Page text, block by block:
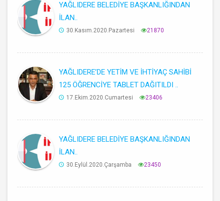
YAĞLIDERE BELEDİYE BAŞKANLIĞINDAN
İLAN..
30.Kasım.2020.Pazartesi 21870
YAĞLIDERE’DE YETİM VE İHTİYAÇ SAHİBİ
125 ÖĞRENCİYE TABLET DAĞITILDI ..
17.Ekim.2020.Cumartesi 23406
YAĞLIDERE BELEDİYE BAŞKANLIĞINDAN
İLAN..
30.Eylül.2020.Çarşamba 23450